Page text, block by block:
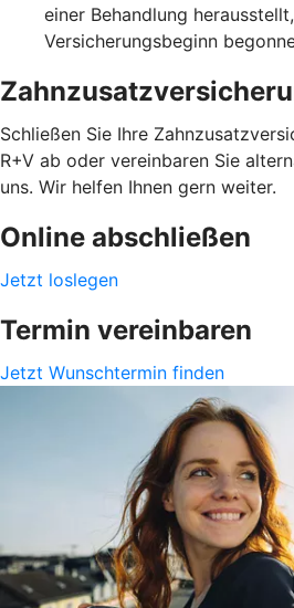
einer Behandlung
Versicherungsbeginn
Schließen Sie Ihre
R+V ab oder vereinbaren Sie
uns. Wir helfen Ihnen gern weiter.
Online abschließen
Jetzt loslegen
Termin vereinbaren
Jetzt Wunschtermin finden